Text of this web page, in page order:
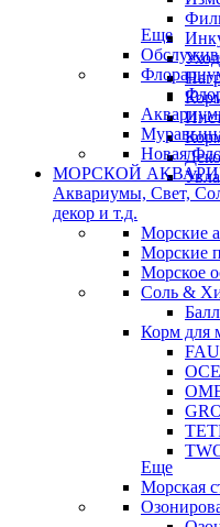
Еще
Новая
МОРСКОЙ
Аквариумы, Свет,
декор и т.д.
Морские
Морские
Морское
Соль &
Корм для
Еще
Морская